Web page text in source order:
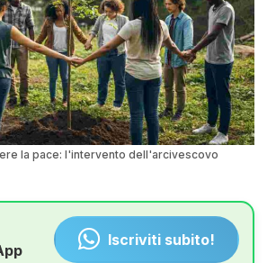
la pace: l'intervento dell'arcivescovo
Iscriviti subito!